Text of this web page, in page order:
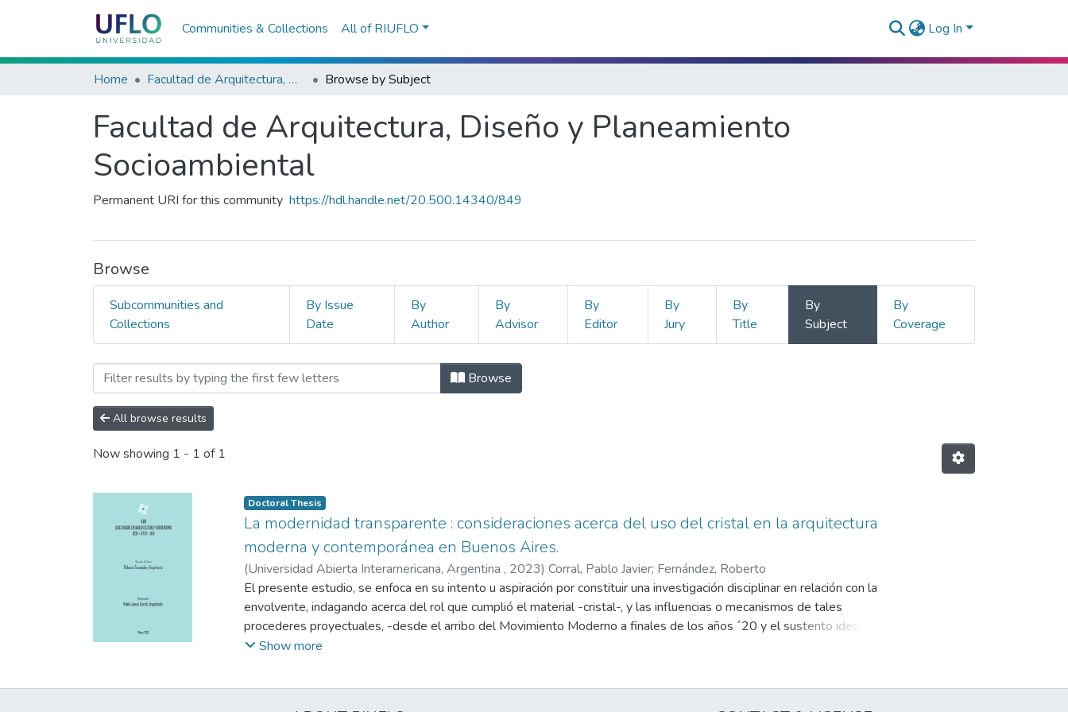
Communities & Collections All of RIUFLO Log In
Home Facultad de Arquitectura, Diseño y Planeamiento Socioambiental Browse by Subject
Facultad de Arquitectura, Diseño y Planeamiento
Socioambiental
Permanent URI for this community https://hdl.handle.net/20.500.14340/849
Browse
Subcommunities and
Collections
By Issue
Date
By
Author
By
Advisor
By
Editor
By
Jury
By
Title
By
Subject
By
Coverage
Browsing Facultad de Arquitectura, Diseño y Planeamiento Socioambiental by Subject "CURTAIN
Browse
All browse results
Now showing 1 - 1 of 1
Doctoral Thesis
La modernidad transparente : consideraciones acerca del uso del cristal en la arquitectura
moderna y contemporánea en Buenos Aires.
(Universidad Abierta Interamericana, Argentina , 2023) Corral, Pablo Javier; Fernández, Roberto
El presente estudio, se enfoca en su intento u aspiración por constituir una investigación disciplinar en relación con la
envolvente, indagando acerca del rol que cumplió el material -cristal-, y las influencias o mecanismos de tales
procederes proyectuales, -desde el arribo del Movimiento Moderno a finales de los años ´20 y el sustento ideológico
subyacente en el “International Style”, que posibilitó el advenimiento hacia 1957 de los “edificios de iluminación total”, y
Show more